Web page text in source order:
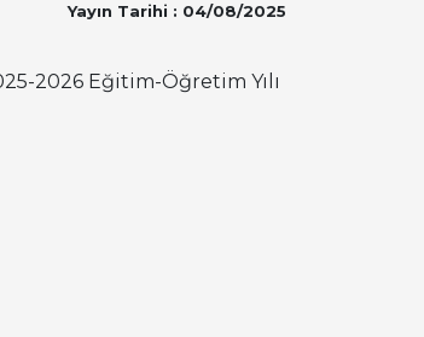
Yayın Tarihi : 04/08/2025
2026 Eğitim-Öğretim Yılı